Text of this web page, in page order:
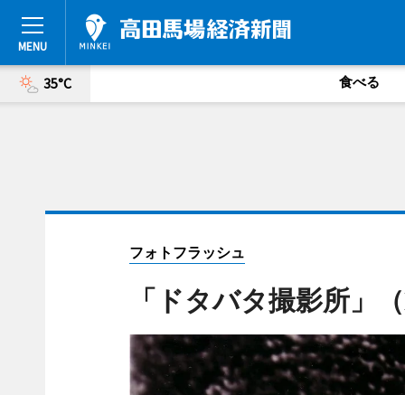
35°C 食べる
フォトフラッシュ
「ドタバタ撮影所」